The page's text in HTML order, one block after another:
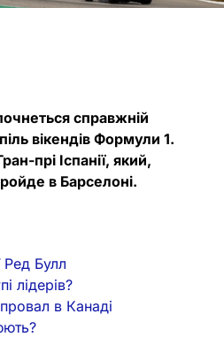
справжній
вікендів Формули 1.
прі Іспанії, який,
в Барселоні.
Ред Булл
лідерів?
в Канаді